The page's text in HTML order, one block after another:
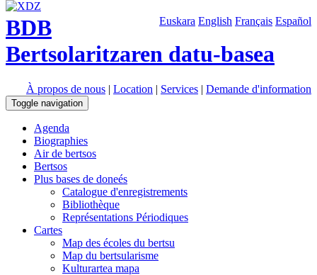
Euskara English Français Español
BDB
Bertsolaritzaren datu-basea
À propos de nous | Location | Services | Demande d'information
Toggle navigation
Agenda
Biographies
Air de bertsos
Bertsos
Plus bases de doneés
Catalogue d'enregistrements
Bibliothèque
Représentations Périodiques
Cartes
Map des écoles du bertsu
Map du bertsularisme
Kulturartea mapa